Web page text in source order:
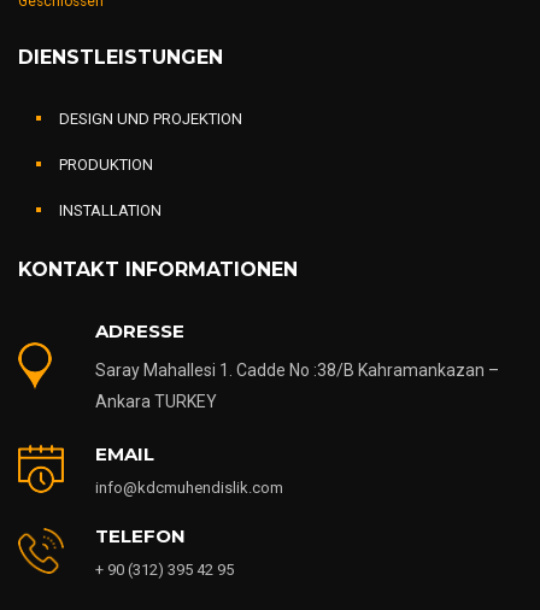
DIENSTLEISTUNGEN
DESIGN UND PROJEKTION
PRODUKTION
INSTALLATION
KONTAKT INFORMATIONEN
ADRESSE
Saray Mahallesi 1. Cadde No :38/B Kahramankazan –
Ankara TURKEY
EMAIL
info@kdcmuhendislik.com
TELEFON
+ 90 (312) 395 42 95